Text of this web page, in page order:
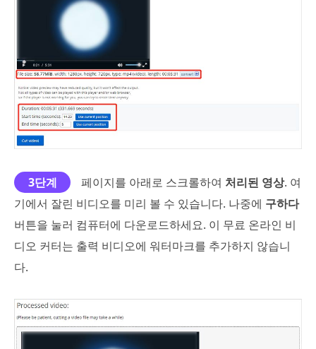
3단계 페이지를 아래로 스크롤하여 처리된 영상. 여
기에서 잘린 비디오를 미리 볼 수 있습니다. 나중에 구하다
버튼을 눌러 컴퓨터에 다운로드하세요. 이 무료 온라인 비
디오 커터는 출력 비디오에 워터마크를 추가하지 않습니
다.